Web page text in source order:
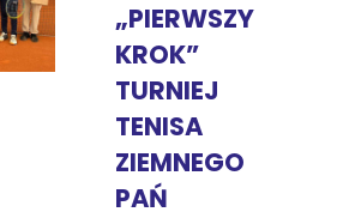
„PIERWSZY
KROK”
TURNIEJ
TENISA
ZIEMNEGO
PAŃ